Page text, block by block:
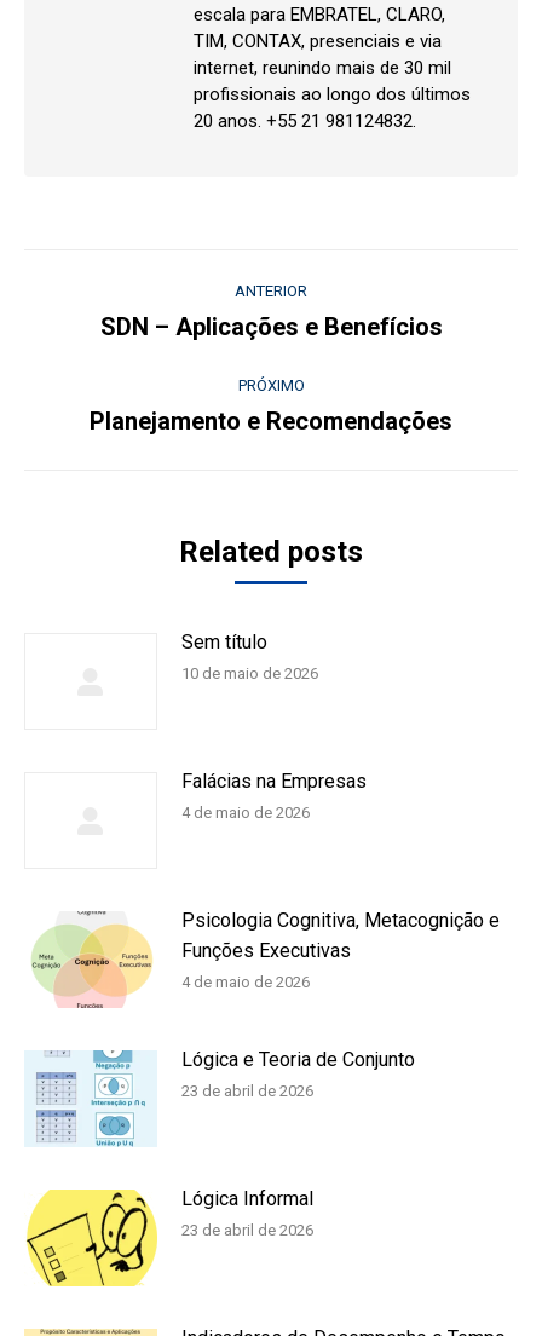
escala para EMBRATEL, CLARO,
TIM, CONTAX, presenciais e via
internet, reunindo mais de 30 mil
profissionais ao longo dos últimos
20 anos. +55 21 981124832.
ANTERIOR
Post
SDN – Aplicações e Benefícios
PRÓXIMO
Próximo
Planejamento e Recomendações
Related posts
Sem título
10 de maio de 2026
Falácias na Empresas
4 de maio de 2026
Psicologia Cognitiva, Metacognição e
Funções Executivas
4 de maio de 2026
Lógica e Teoria de Conjunto
23 de abril de 2026
Lógica Informal
23 de abril de 2026